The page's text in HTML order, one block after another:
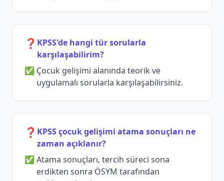
❓ KPSS'de hangi tür sorularla
karşılaşabilirim?
Çocuk gelişimi alanında teorik ve
uygulamalı sorularla karşılaşabilirsiniz.
❓ KPSS çocuk gelişimi atama sonuçları ne
zaman açıklanır?
Atama sonuçları, tercih süreci sona
erdikten sonra ÖSYM tarafından